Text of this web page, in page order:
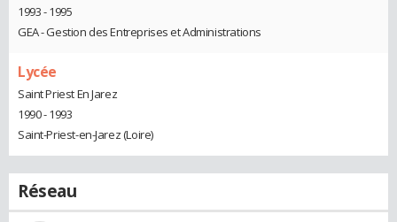
1993 - 1995
GEA - Gestion des Entreprises et Administrations
Lycée
Saint Priest En Jarez
1990 - 1993
Saint-Priest-en-Jarez (Loire)
Réseau